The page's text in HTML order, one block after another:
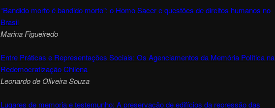
“Bandido morto é bandido morto”: o Homo Sacer e questões de direitos humanos no
Brasil
Marina Figueiredo
Entre Práticas e Representações Sociais: Os Agenciamentos da Memória Política na
Redemocratização Chilena
Leonardo de Oliveira Souza
Lugares de memoria e testemunho: A preservação de edifícios da repressão das